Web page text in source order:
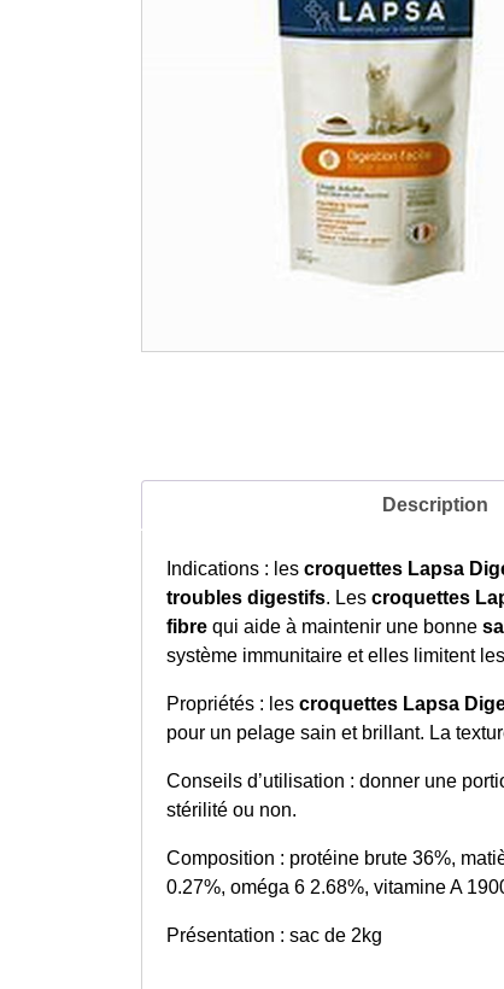
Description
Indications : les croquettes Lapsa
troubles digestifs. Les croquettes
fibre qui aide à maintenir une bonne
système immunitaire et elles limitent
Propriétés : les croquettes Lapsa
pour un pelage sain et brillant. La
Conseils d’utilisation : donner une
stérilité ou non.
Composition : protéine brute 36%,
0.27%, oméga 6 2.68%, vitamine A
Présentation : sac de 2kg